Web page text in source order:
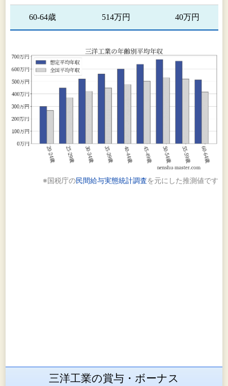
60-64歳 514万円 40万円
※国税庁の民間給与実態統計調査を元にした推測値です
三洋工業の賞与・ボーナス